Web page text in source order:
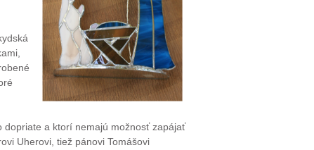
a ktorí nemajú možnosť zapájať
Uherovi, tiež pánovi Tomášovi